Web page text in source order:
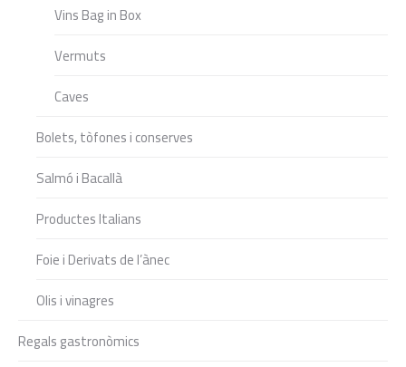
Vins Bag in Box
Vermuts
Caves
Bolets, tòfones i conserves
Salmó i Bacallà
Productes Italians
Foie i Derivats de l’ànec
Olis i vinagres
Regals gastronòmics